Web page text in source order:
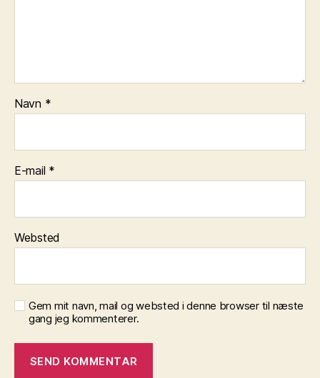
Navn *
E-mail *
Websted
Gem mit navn, mail og websted i denne browser til næste
gang jeg kommenterer.